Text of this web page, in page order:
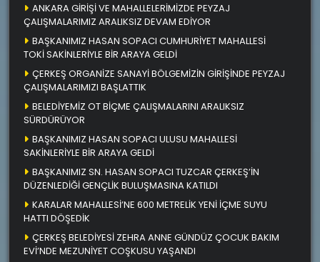
ANKARA GİRİŞİ VE MAHALLELERİMİZDE PEYZAJ
ÇALIŞMALARIMIZ ARALIKSIZ DEVAM EDİYOR
BAŞKANIMIZ HASAN SOPACI CUMHURİYET MAHALLESİ
TOKİ SAKİNLERİYLE BİR ARAYA GELDİ
ÇERKEŞ ORGANİZE SANAYİ BÖLGEMİZİN GİRİŞİNDE PEYZAJ
ÇALIŞMALARIMIZI BAŞLATTIK
BELEDİYEMİZ OT BİÇME ÇALIŞMALARINI ARALIKSIZ
SÜRDÜRÜYOR
BAŞKANIMIZ HASAN SOPACI ULUSU MAHALLESİ
SAKİNLERİYLE BİR ARAYA GELDİ
BAŞKANIMIZ SN. HASAN SOPACI TUZCAR ÇERKEŞ’İN
DÜZENLEDİĞİ GENÇLİK BULUŞMASINA KATILDI
KARALAR MAHALLESİ’NE 600 METRELİK YENİ İÇME SUYU
HATTI DÖŞEDİK
ÇERKEŞ BELEDİYESİ ZEHRA ANNE GÜNDÜZ ÇOCUK BAKIM
EVİ’NDE MEZUNİYET COŞKUSU YAŞANDI